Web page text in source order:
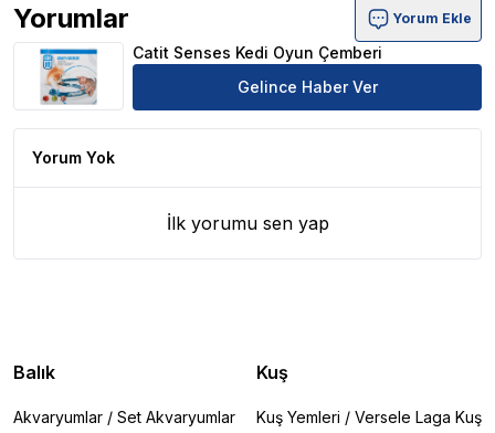
Yorumlar
Catit Senses Kedi Oyun Çemberi Ürün Yorumları
Yorum Ekle
Catit Senses Kedi Oyun Çemberi
Gelince Haber Ver
Yorum Yok
İlk yorumu sen yap
Balık
Akvaryumlar / Set Akvaryumlar
Kuş
Kuş Yemleri / Versele Laga Kuş